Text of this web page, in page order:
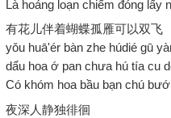
Là hoảng loạn chiếm đóng lấy
有花儿伴着蝴蝶孤雁可以双飞
yǒu huā'ér bàn zhe húdié gū
dẩu hoa ớ pan chưa hú tía cu
Có khóm hoa bầu bạn chú
夜深人静独徘徊